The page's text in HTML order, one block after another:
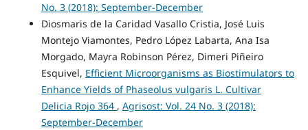
No. 3 (2018): September-December
Diosmaris de la Caridad Vasallo Cristia, José Luis
Montejo Viamontes, Pedro López Labarta, Ana Isa
Morgado, Mayra Robinson Pérez, Dimeri Piñeiro
Esquivel, Efficient Microorganisms as Biostimulators to
Enhance Yields of Phaseolus vulgaris L. Cultivar
Delicia Rojo 364 , Agrisost: Vol. 24 No. 3 (2018):
September-December